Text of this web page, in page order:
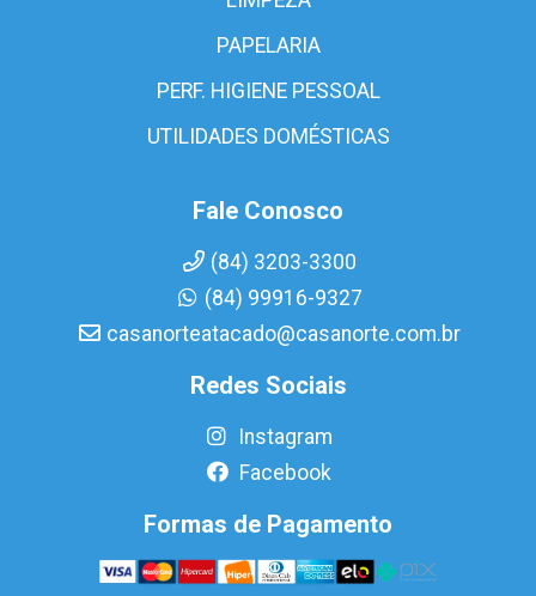
PAPELARIA
PERF. HIGIENE PESSOAL
UTILIDADES DOMÉSTICAS
Fale Conosco
(84) 3203-3300
(84) 99916-9327
casanorteatacado@casanorte.com.br
Redes Sociais
Instagram
Facebook
Formas de Pagamento